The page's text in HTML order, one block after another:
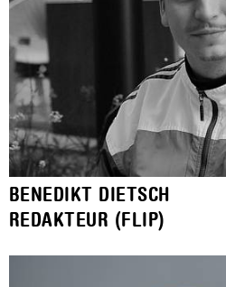
BENEDIKT DIETSCH
REDAKTEUR (FLIP)